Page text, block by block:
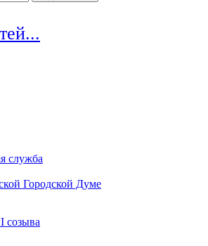
служба
Городской Думе
созыва